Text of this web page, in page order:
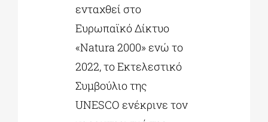
ενταχθεί στο
Ευρωπαϊκό Δίκτυο
«Natura 2000» ενώ το
2022, το Εκτελεστικό
Συμβούλιο της
UNESCO ενέκρινε τον